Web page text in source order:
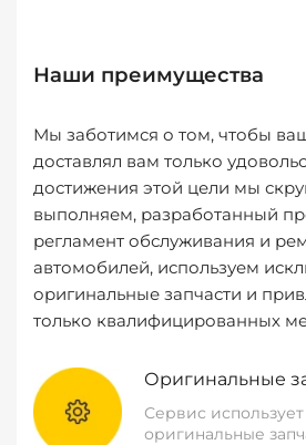
Наши преимущества
Мы заботимся о том, чтобы
доставлял вам только
достижения этой цели мы
выполняем, разработанный
регламент обслуживания и
автомобилей, используем
оригинальные запчасти и
только квалифицированных
Оригинальные
Сервис использует
оригинальные